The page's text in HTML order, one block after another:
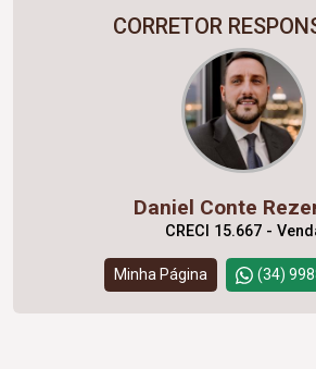
CORRETOR
Daniel Conte
CRECI 15.667 -
Minha Página (34)